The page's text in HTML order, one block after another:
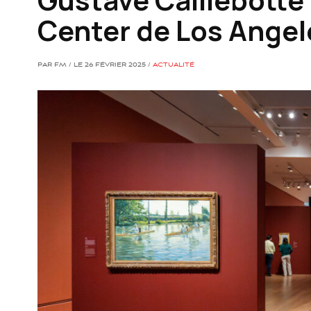
Center de Los
PAR FM / LE 26 FÉVRIER 2025 / ACTUALITÉ